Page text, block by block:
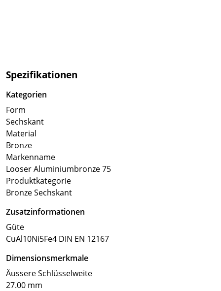
Spezifikationen
Kategorien
Form
Sechskant
Material
Bronze
Markenname
Looser Aluminiumbronze 75
Produktkategorie
Bronze Sechskant
Zusatzinformationen
Güte
CuAl10Ni5Fe4 DIN EN 12167
Dimensionsmerkmale
Äussere Schlüsselweite
27.00 mm